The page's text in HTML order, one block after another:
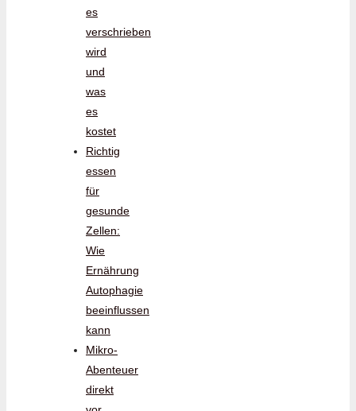
es
verschrieben
wird
und
was
es
kostet
Richtig
essen
für
gesunde
Zellen:
Wie
Ernährung
Autophagie
beeinflussen
kann
Mikro-
Abenteuer
direkt